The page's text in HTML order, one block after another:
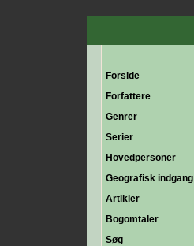
Forside
Forfattere
Genrer
Serier
Hovedpersoner
Geografisk indgang
Artikler
Bogomtaler
Søg